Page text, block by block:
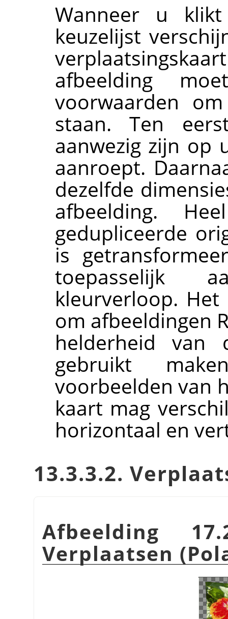
Wanneer u
keuzelijst
afbeelding
voorwaarden
staan. Ten
aanwezig zijn op
aanroept.
dezelfde
afbeelding.
gedupliceerde
is
toepasselijk
kleurverloop.
om afbeeldingen
helderheid van
gebruikt
voorbeelden van
kaart mag
horizontaal en
13.3.3.2.
Afbeelding
Verplaatsen